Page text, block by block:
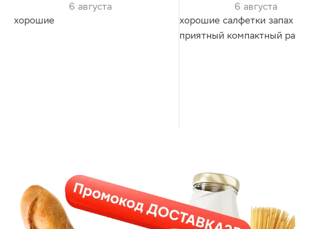
6 августа
хорошие
6 августа
хорошие салфетки запах
приятный компактный